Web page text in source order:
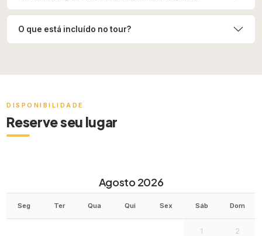
O que está incluído no tour?
DISPONIBILIDADE
Reserve seu lugar
Agosto 2026
Seg Ter Qua Qui Sex Sáb Dom
1 2